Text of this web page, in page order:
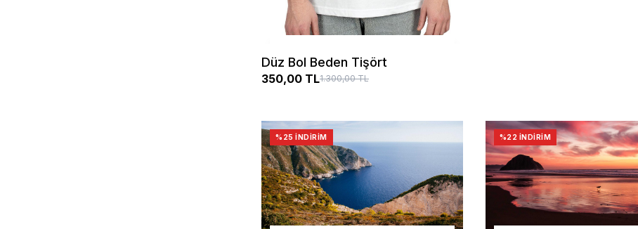
Düz Bol Beden Tişört
350,00 TL1.300,00 TL
%25 İNDIRIM %22 İNDIRIM